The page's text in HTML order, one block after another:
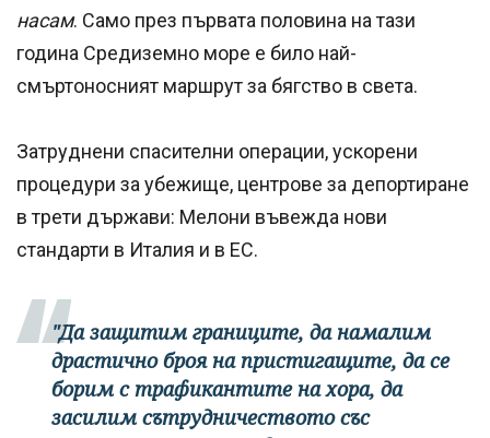
насам. Само през първата половина на тази
година Средиземно море е било най-
смъртоносният маршрут за бягство в света.
Затруднени спасителни операции, ускорени
процедури за убежище, центрове за депортиране
в трети държави: Мелони въвежда нови
стандарти в Италия и в ЕС.
"Да защитим границите, да намалим
драстично броя на пристигащите, да се
борим с трафикантите на хора, да
засилим сътрудничеството със